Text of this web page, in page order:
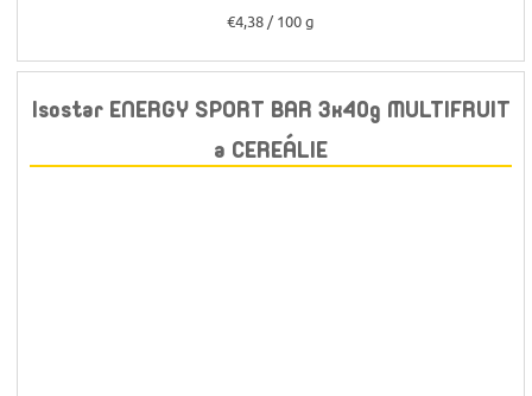
Jednotková
€4,38 / 100 g
Isostar ENERGY SPORT BAR 3x40g MULTIFRUIT
a CEREÁLIE